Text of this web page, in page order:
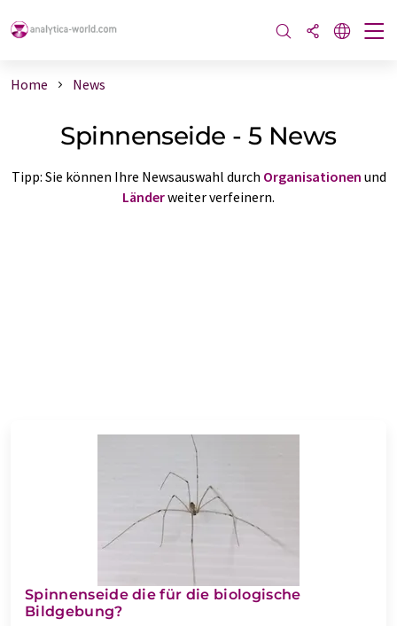
Home News
Spinnenseide - 5 News
Tipp: Sie können Ihre Newsauswahl durch Organisationen und
Länderweiter verfeinern.
Spinnenseide die für die biologische
Bildgebung?